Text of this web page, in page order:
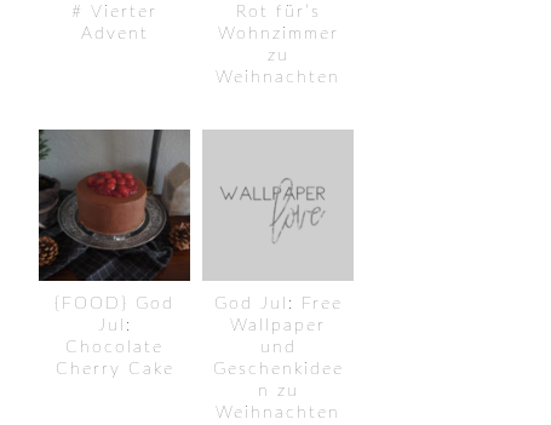
# Vierter
Advent
Rot für’s
Wohnzimmer
zu
Weihnachten
{FOOD} God
Jul:
Chocolate
Cherry Cake
God Jul: Free
Wallpaper
und
Geschenkidee
n zu
Weihnachten